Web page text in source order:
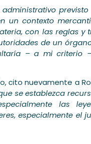
un contexto
con las reglas y
de un
– a mi criterio
cito nuevamente a
se establezca
las
especialmente el